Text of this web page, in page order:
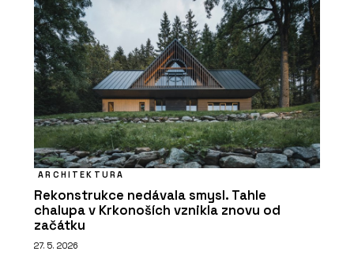
ARCHITEKTURA
Rekonstrukce nedávala smysl. Tahle
chalupa v Krkonoších vznikla znovu od
začátku
27. 5. 2026